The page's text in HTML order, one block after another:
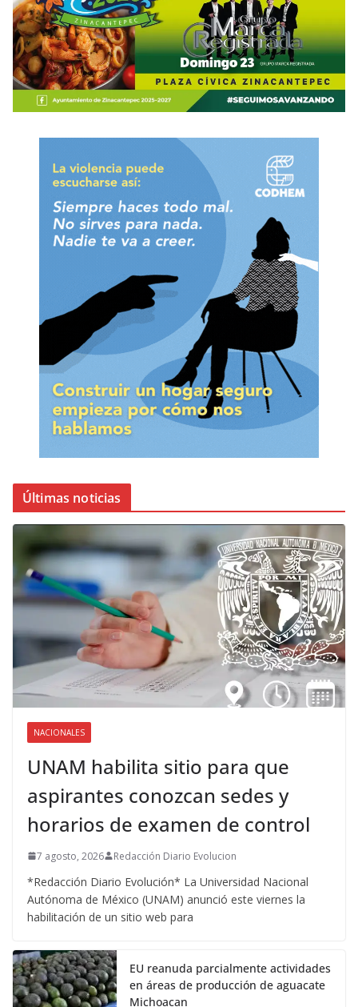
Últimas noticias
NACIONALES
UNAM habilita sitio para que
aspirantes conozcan sedes y
horarios de examen de control
7 agosto, 2026 Redacción Diario Evolucion
*Redacción Diario Evolución* La Universidad Nacional
Autónoma de México (UNAM) anunció este viernes la
habilitación de un sitio web para
EU reanuda parcialmente actividades
en áreas de producción de aguacate
Michoacan